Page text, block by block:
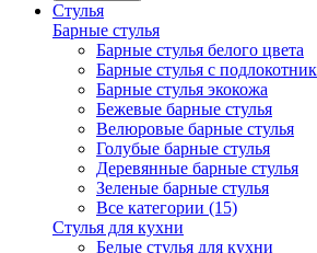
Стулья
Барные стулья
Барные стулья белого цвета
Барные стулья с
Барные стулья экокожа
Бежевые барные стулья
Велюровые барные стулья
Голубые барные стулья
Деревянные барные стулья
Зеленые барные стулья
Все категории (15)
Стулья для кухни
Белые стулья для кухни